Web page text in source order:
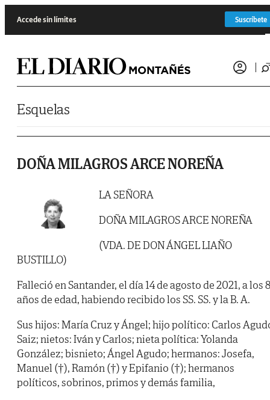
Accede sin límites Suscríbete
Esquelas
DOÑA MILAGROS ARCE NOREÑA
LA SEÑORA
DOÑA MILAGROS ARCE NOREÑA
(VDA. DE DON ÁNGEL LIAÑO
BUSTILLO)
Falleció en Santander, el día 14 de agosto de 2021, a los
años de edad, habiendo recibido los SS. SS. y la B. A.
Sus hijos: María Cruz y Ángel; hijo político: Carlos
Saiz; nietos: Iván y Carlos; nieta política: Yolanda
González; bisnieto; Ángel Agudo; hermanos: Josefa,
Manuel (†), Ramón (†) y Epifanio (†); hermanos
políticos, sobrinos, primos y demás familia,